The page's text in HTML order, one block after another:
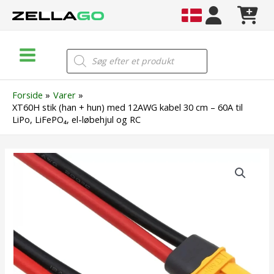
Menu
Products
search
Forside
Varer
XT60H stik (han + hun) med 12AWG kabel 30 cm – 60A til
LiPo, LiFePO₄, el-løbehjul og RC
XT60H
med
12AWG
kabel